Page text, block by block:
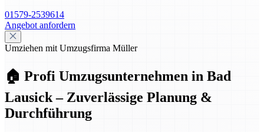
01579-2539614
Angebot anfordern
Umziehen mit Umzugsfirma Müller
🏠 Profi Umzugsunternehmen in Bad
Lausick – Zuverlässige Planung &
Durchführung